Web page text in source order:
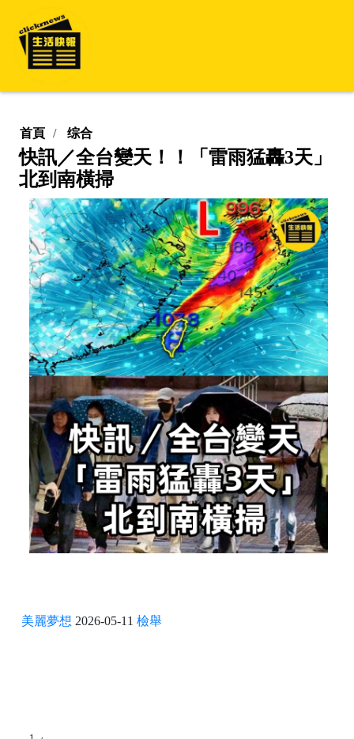
首頁 综合
快訊／全台變天！！「雷雨猛轟3天」
北到南橫掃
美麗夢想 2026-05-11 檢舉